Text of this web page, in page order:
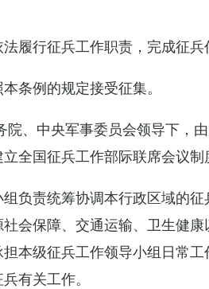
履行征兵工作职责，完成征兵
条例的规定接受征集。
、中央军事委员会领导下，
全国征兵工作部际联席会议制
负责统筹协调本行政区域的
会保障、交通运输、卫生健
本级征兵工作领导小组日常
有关工作。